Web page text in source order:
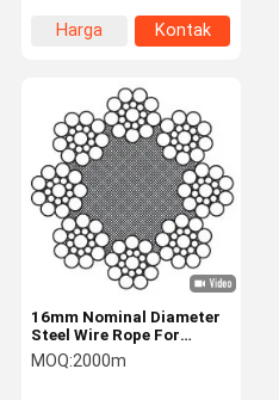
Harga
Kontak
16mm Nominal Diameter
Steel Wire Rope For
Elevator 8×19S+NFC 8
Strands
MOQ:2000m